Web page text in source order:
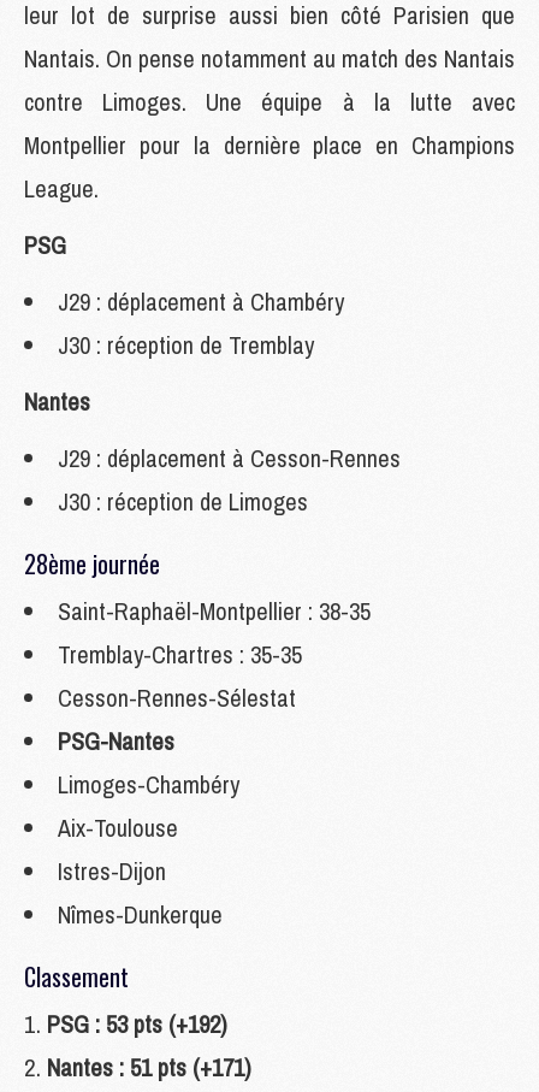
leur lot de surprise aussi bien côté Parisien que
Nantais. On pense notamment au match des Nantais
contre Limoges. Une équipe à la lutte avec
Montpellier pour la dernière place en Champions
League.
PSG
J29 : déplacement à Chambéry
J30 : réception de Tremblay
Nantes
J29 : déplacement à Cesson-Rennes
J30 : réception de Limoges
28ème journée
Saint-Raphaël-Montpellier : 38-35
Tremblay-Chartres : 35-35
Cesson-Rennes-Sélestat
PSG-Nantes
Limoges-Chambéry
Aix-Toulouse
Istres-Dijon
Nîmes-Dunkerque
Classement
PSG : 53 pts (+192)
Nantes : 51 pts (+171)